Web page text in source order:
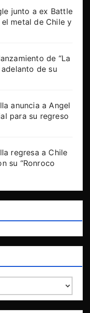
junto a ex Battle
el metal de Chile y
de “La
de su
anuncia a Angel
para su regreso
regresa a Chile
su “Ronroco